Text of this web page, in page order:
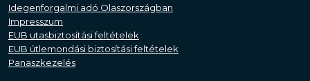
Idegenforgalmi adó Olaszországban
Impresszum
EUB utasbiztosítási feltételek
EUB útlemondási biztosítási feltételek
Panaszkezelés